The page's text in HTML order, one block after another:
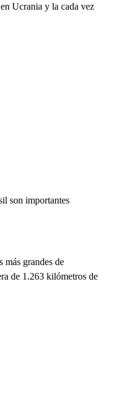
Ucrania y la cada vez
son importantes
más grandes de
de 1.263 kilómetros de